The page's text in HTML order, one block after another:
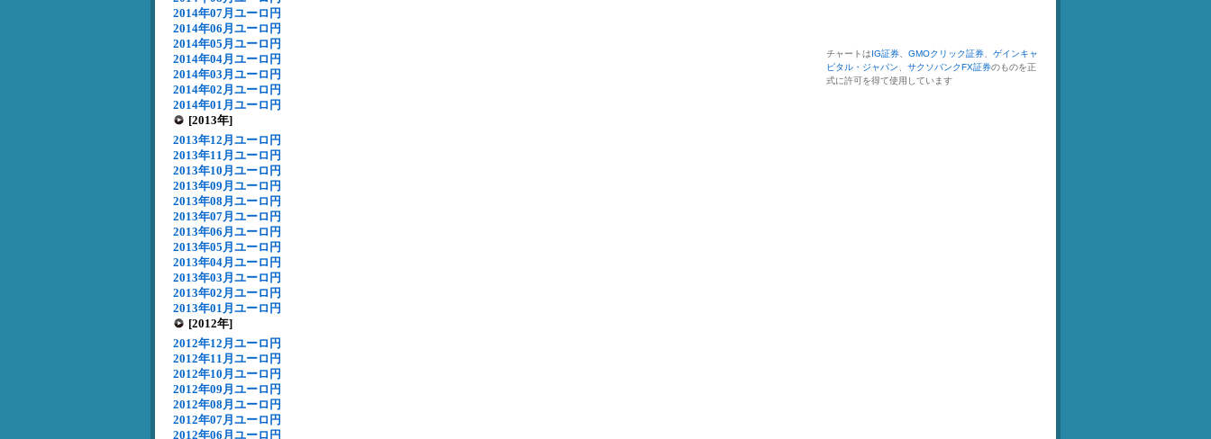
2014年07月ユーロ円
2014年06月ユーロ円
2014年05月ユーロ円
2014年04月ユーロ円
2014年03月ユーロ円
2014年02月ユーロ円
2014年01月ユーロ円
[2013年]
2013年12月ユーロ円
2013年11月ユーロ円
2013年10月ユーロ円
2013年09月ユーロ円
2013年08月ユーロ円
2013年07月ユーロ円
2013年06月ユーロ円
2013年05月ユーロ円
2013年04月ユーロ円
2013年03月ユーロ円
2013年02月ユーロ円
2013年01月ユーロ円
[2012年]
2012年12月ユーロ円
2012年11月ユーロ円
2012年10月ユーロ円
2012年09月ユーロ円
2012年08月ユーロ円
2012年07月ユーロ円
2012年06月ユーロ円
チャートはIG証券 GMOクリック証券
ゲインキャ
ピタル・ジャパン
サクソバンクFX証券のものを正
式に許可を得て使用しています